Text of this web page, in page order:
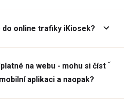
online trafiky iKiosek?
na webu - mohu si číst
aplikaci a naopak?